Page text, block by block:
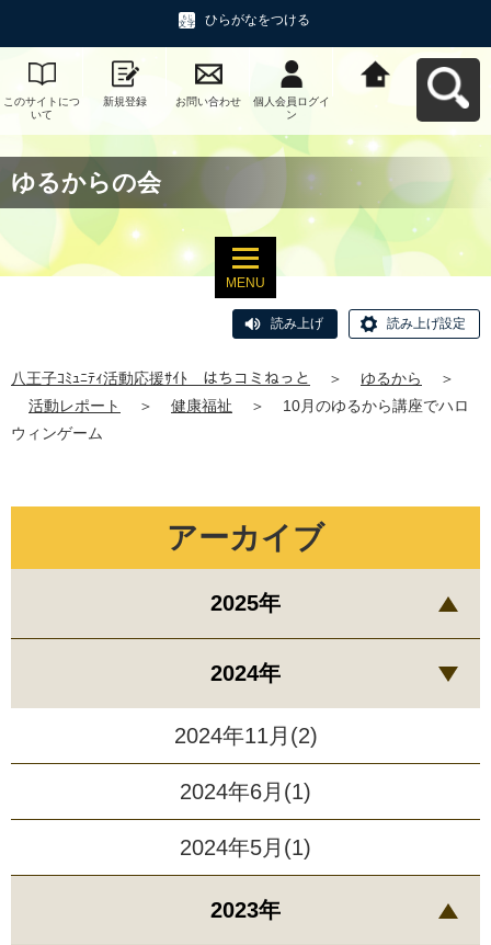
ひらがなをつける
このサイトにつ
いて
新規登録 お問い合わせ
個人会員ログイ
ン
る
ゆるからの会
MENU
読み上げ 読み上げ設定
八王子ｺﾐｭﾆﾃｨ活動応援ｻｲﾄ はちコミねっと ＞ ゆるから
＞
活動レポート
＞ 健康福祉 ＞
10月のゆるから講座でハロ
ウィンゲーム
アーカイブ
2025年
2024年
2024年11月(2)
2024年6月(1)
2024年5月(1)
2023年